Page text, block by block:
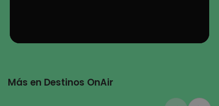
Más en Destinos OnAir